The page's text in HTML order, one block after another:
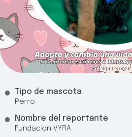
Tipo de mascota
Perro
Nombre del reportante
Fundacion VYRA